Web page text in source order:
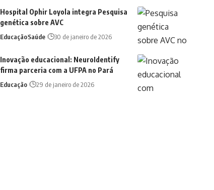
Hospital Ophir Loyola integra Pesquisa
genética sobre AVC
EducaçãoSaúde 30 de janeiro de 2026
Inovação educacional: NeuroIdentify
firma parceria com a UFPA no Pará
Educação 29 de janeiro de 2026